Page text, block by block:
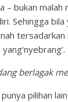
– bukan malah
Sehingga
berlagak
pilihan